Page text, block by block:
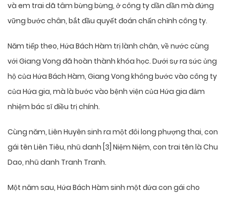
và em trai dã tâm bừng bừng, ở công ty dần dần mà đứng
vững bước chân, bắt đầu quyết đoán chấn chỉnh công ty.
Năm tiếp theo, Hứa Bách Hàm trị lành chân, về nước cùng
với Giang Vong đã hoàn thành khóa học. Dưới sự ra sức ủng
hộ của Hứa Bách Hàm, Giang Vong không bước vào công ty
của Hứa gia, mà là bước vào bệnh viện của Hứa gia đảm
nhiệm bác sĩ điều trị chính.
Cùng năm, Liên Huyên sinh ra một đôi long phượng thai, con
gái tên Liên Tiêu, nhũ danh [3] Niệm Niệm, con trai tên là Chu
Dao, nhũ danh Tranh Tranh.
Một năm sau, Hứa Bách Hàm sinh một đứa con gái cho